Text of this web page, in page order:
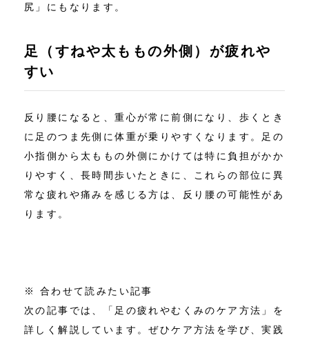
尻」にもなります。
足（すねや太ももの外側）が疲れや
すい
反り腰になると、重心が常に前側になり、歩くとき
に足のつま先側に体重が乗りやすくなります。足の
小指側から太ももの外側にかけては特に負担がかか
りやすく、長時間歩いたときに、これらの部位に異
常な疲れや痛みを感じる方は、反り腰の可能性があ
ります。
※ 合わせて読みたい記事
次の記事では、「足の疲れやむくみのケア方法」を
詳しく解説しています。ぜひケア方法を学び、実践